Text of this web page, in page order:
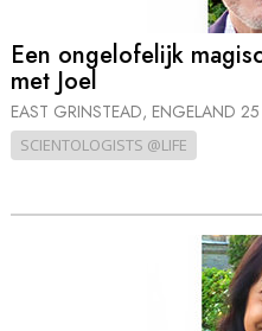
Een ongelofelijk
met Joel
EAST GRINSTEAD, ENGELAND 25
SCIENTOLOGISTS @LIFE